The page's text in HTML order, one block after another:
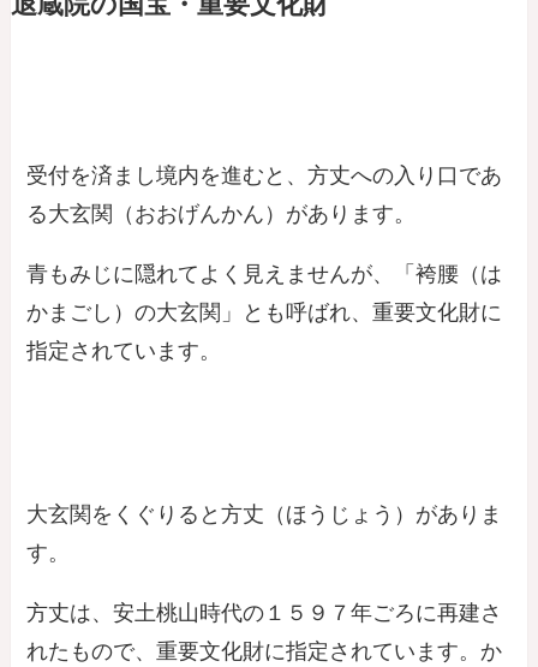
受付を済まし境内を進むと、方丈への入り口であ
る大玄関（おおげんかん）があります。
青もみじに隠れてよく見えませんが、「袴腰（は
かまごし）の大玄関」とも呼ばれ、重要文化財に
指定されています。
大玄関をくぐりると方丈（ほうじょう）がありま
す。
方丈は、安土桃山時代の１５９７年ごろに再建さ
れたもので、重要文化財に指定されています。か